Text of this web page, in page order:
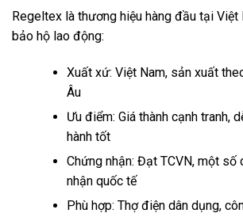
Regeltex là thương hiệu hàng đầu tại Việt
bảo hộ lao động:
Xuất xứ: Việt Nam, sản xuất
Âu
Ưu điểm: Giá thành cạnh tranh,
hành tốt
Chứng nhận: Đạt TCVN, một số
nhận quốc tế
Phù hợp: Thợ điện dân dụng,